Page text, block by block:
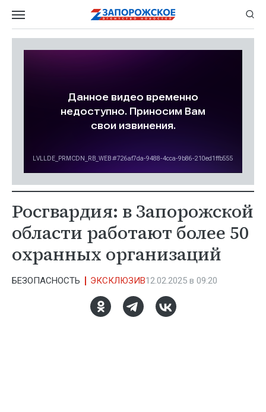
Росгвардия: в Запорожской
области работают более 50
охранных организаций
БЕЗОПАСНОСТЬ ЭКСКЛЮЗИВ12.02.2025 в 09:20